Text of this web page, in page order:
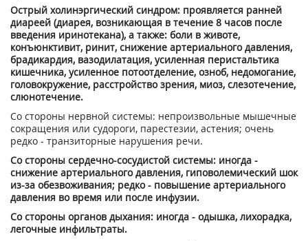
Острый холинэргический синдром: проявляется ранней
диареей (диарея, возникающая в течение 8 часов после
введения иринотекана), а также: боли в животе,
конъюнктивит, ринит, снижение артериального давления,
брадикардия, вазодилатация, усиленная перистальтика
кишечника, усиленное потоотделение, озноб, недомогание,
головокружение, расстройство зрения, миоз, слезотечение,
слюнотечение.
Со стороны нервной системы: непроизвольные мышечные
сокращения или судороги, парестезии, астения; очень
редко - транзиторные нарушения речи.
Со стороны сердечно-сосудистой системы: иногда -
снижение артериального давления, гиповолемический шок
из-за обезвоживания; редко - повышение артериального
давления во время или после инфузии.
Со стороны органов дыхания: иногда - одышка, лихорадка,
легочные инфильтраты.